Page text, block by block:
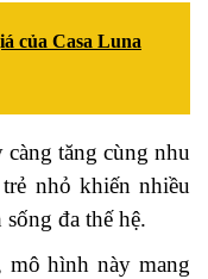
của Casa Luna
tăng cùng nhu
nhỏ khiến nhiều
đa thế hệ.
mô hình này mang